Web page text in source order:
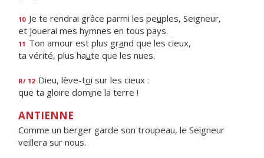
10 Je te rendrai grâce parmi les peuples, Seigneur,
et jouerai mes hymnes en tous pays.
11 Ton amour est plus grand que les cieux,
ta vérité, plus haute que les nues.
R/ 12 Dieu, lève-toi sur les cieux :
que ta gloire domine la terre !
ANTIENNE
Comme un berger garde son troupeau, le Seigneur
veillera sur nous.